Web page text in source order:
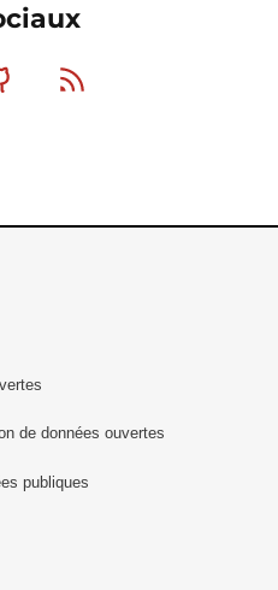
Github
de données ouvertes
publiques